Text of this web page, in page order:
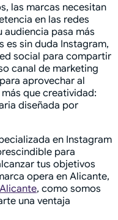
las marcas necesitan
en las redes
pasa más
es sin duda Instagram,
social para compartir
canal de marketing
aprovechar al
que creatividad:
diseñada por
en Instagram
para
tus objetivos
opera en Alicante,
, como somos
una ventaja